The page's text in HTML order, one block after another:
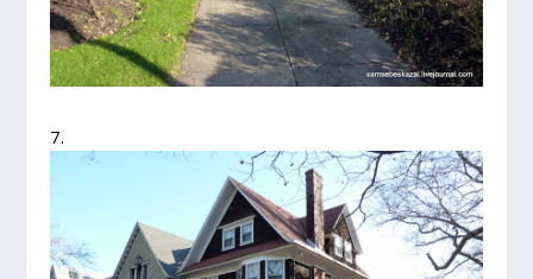
7.